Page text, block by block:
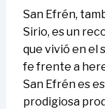
San Efrén,
Sirio, es un
que vivió en el
fe frente a
San Efrén es
prodigiosa